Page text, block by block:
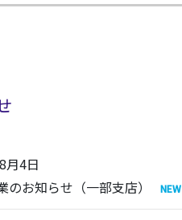
月4日
のお知らせ（一部支店）